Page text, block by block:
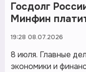
Госдолг
Минфин
19:28 08.07.2026
8 июля. Главные
экономики и